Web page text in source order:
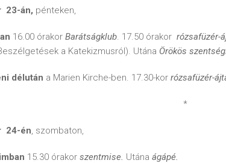
23-án, pénteken,
16.00 órakor Barátságklub. 17.50 órakor rózsafüzér-
a Katekizmusról). Utána Örökös
délután a Marien Kirche-ben. 17.30-kor rózsafüzér-
*
24-én, szombaton,
15.30 órakor szentmise. Utána ágápé.